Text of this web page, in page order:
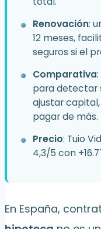
Renovación:
12 meses,
seguros si el
Comparativa
para detectar
ajustar
pagar de más.
Precio: Tuio
4,3/5 con
En España,